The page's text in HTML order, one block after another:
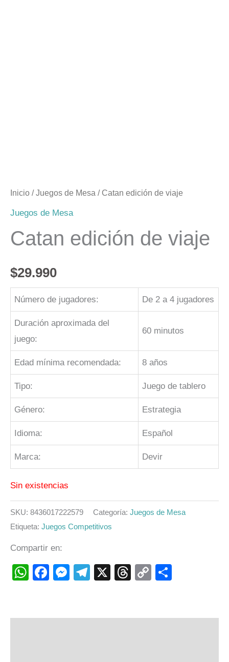
Inicio /Juegos de Mesa / Catan edición de viaje
Juegos de Mesa
Catan edición de viaje
$29.990
Número de jugadores: De 2 a 4 jugadores
Duración aproximada del
juego:
60 minutos
Edad mínima recomendada: 8 años
Tipo: Juego de tablero
Género: Estrategia
Idioma: Español
Marca: Devir
Sin existencias
SKU: 8436017222579 Categoría: Juegos de Mesa
Etiqueta: Juegos Competitivos
Compartir en:
WhatsApp
Facebook
Messenger
Telegram
X Threads
Copy